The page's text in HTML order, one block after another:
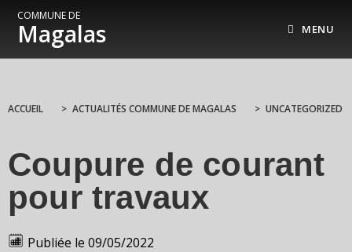
COMMUNE DE
Magalas MENU
ACCUEIL > ACTUALITÉS COMMUNE DE MAGALAS > UNCATEGORIZED
Coupure de courant
pour travaux
Publiée le 09/05/2022